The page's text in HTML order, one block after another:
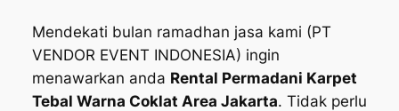
Mendekati bulan ramadhan jasa kami (PT
VENDOR EVENT INDONESIA) ingin
menawarkan anda Rental Permadani Karpet
Tebal Warna Coklat Area Jakarta. Tidak perlu